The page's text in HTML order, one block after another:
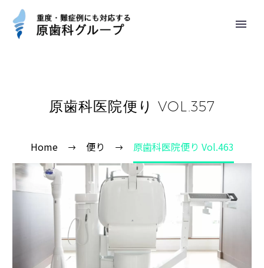
原歯科医院便り VOL.357
Home 便り 原歯科医院便り Vol.463